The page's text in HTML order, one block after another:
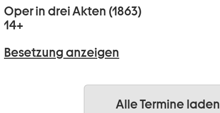
Oper in drei Akten (1863)
14+
Besetzung anzeigen
Alle Termine laden